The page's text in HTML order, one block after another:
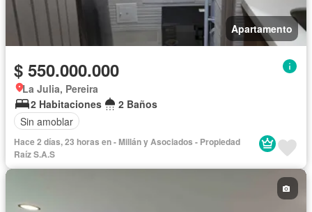
Apartamento
$ 550.000.000
La Julia, Pereira
2 Habitaciones
2 Baños
Sin amoblar
Hace 2 días, 23 horas en - Millán y Asociados - Propiedad
Raíz S.A.S